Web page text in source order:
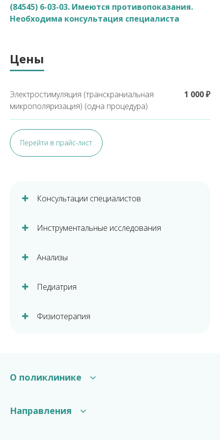
(84545) 6-03-03. Имеются противопоказания.
Необходима консультация специалиста
Цены
Электростимуляция (транскраниальная
микрополяризация) (одна процедура)
1 000 ₽
Перейти в прайс-лист
Консультации специалистов
Инструментальные исследования
Анализы
Педиатрия
Физиотерапия
О поликлинике
Галерея
Направления